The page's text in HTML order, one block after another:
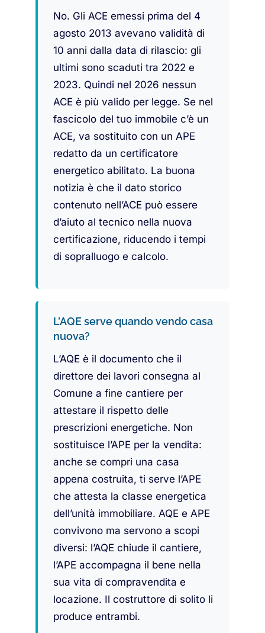
No. Gli ACE emessi prima del 4
agosto 2013 avevano validità di
10 anni dalla data di rilascio: gli
ultimi sono scaduti tra 2022 e
2023. Quindi nel 2026 nessun
ACE è più valido per legge. Se nel
fascicolo del tuo immobile c’è un
ACE, va sostituito con un APE
redatto da un certificatore
energetico abilitato. La buona
notizia è che il dato storico
contenuto nell’ACE può essere
d’aiuto al tecnico nella nuova
certificazione, riducendo i tempi
di sopralluogo e calcolo.
L’AQE serve quando vendo casa
nuova?
L’AQE è il documento che il
direttore dei lavori consegna al
Comune a fine cantiere per
attestare il rispetto delle
prescrizioni energetiche. Non
sostituisce l’APE per la vendita:
anche se compri una casa
appena costruita, ti serve l’APE
che attesta la classe energetica
dell’unità immobiliare. AQE e APE
convivono ma servono a scopi
diversi: l’AQE chiude il cantiere,
l’APE accompagna il bene nella
sua vita di compravendita e
locazione. Il costruttore di solito li
produce entrambi.